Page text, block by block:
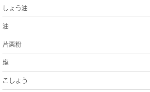
しょう油
油
片栗粉
塩
こしょう